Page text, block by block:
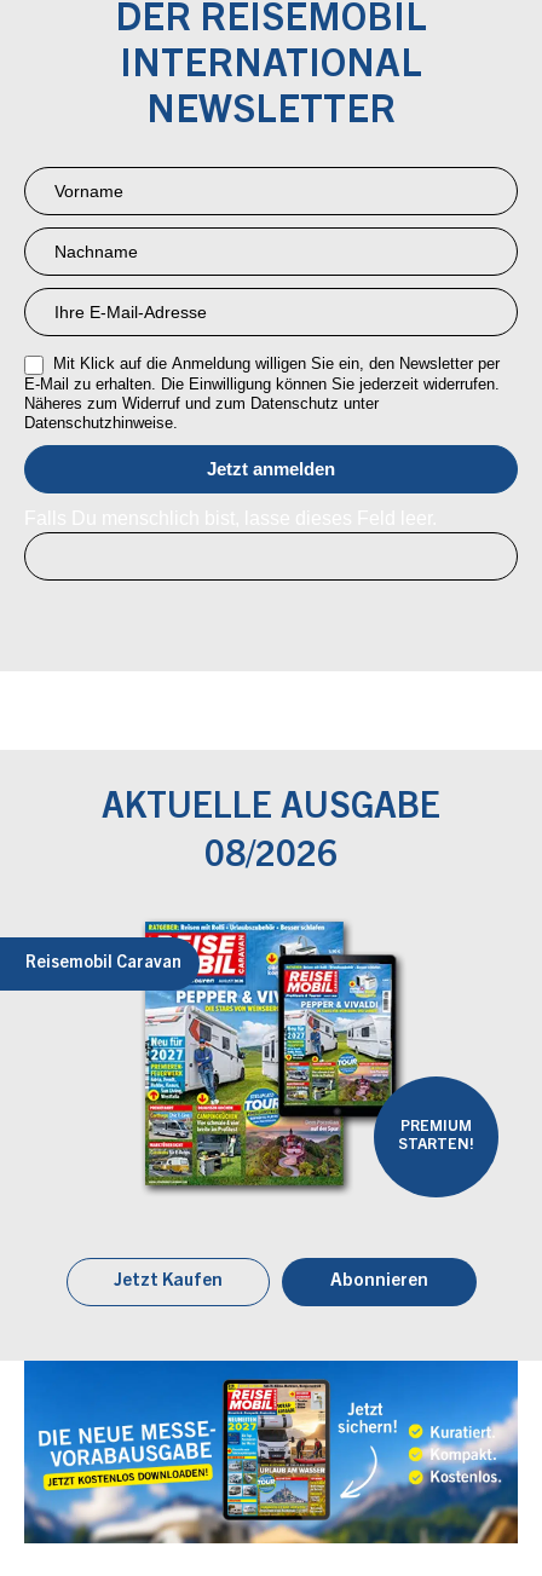
DER REISEMOBIL
INTERNATIONAL
NEWSLETTER
Newsletter
Anmeldung
RMI
Mit Klick auf die Anmeldung willigen Sie ein, den Newsletter per
E-Mail zu erhalten. Die Einwilligung können Sie jederzeit widerrufen.
Näheres zum Widerruf und zum Datenschutz unter
Datenschutzhinweise.
AKTUELLE AUSGABE
08/2026
Reisemobil Caravan
PREMIUM
STARTEN!
Jetzt Kaufen Abonnieren